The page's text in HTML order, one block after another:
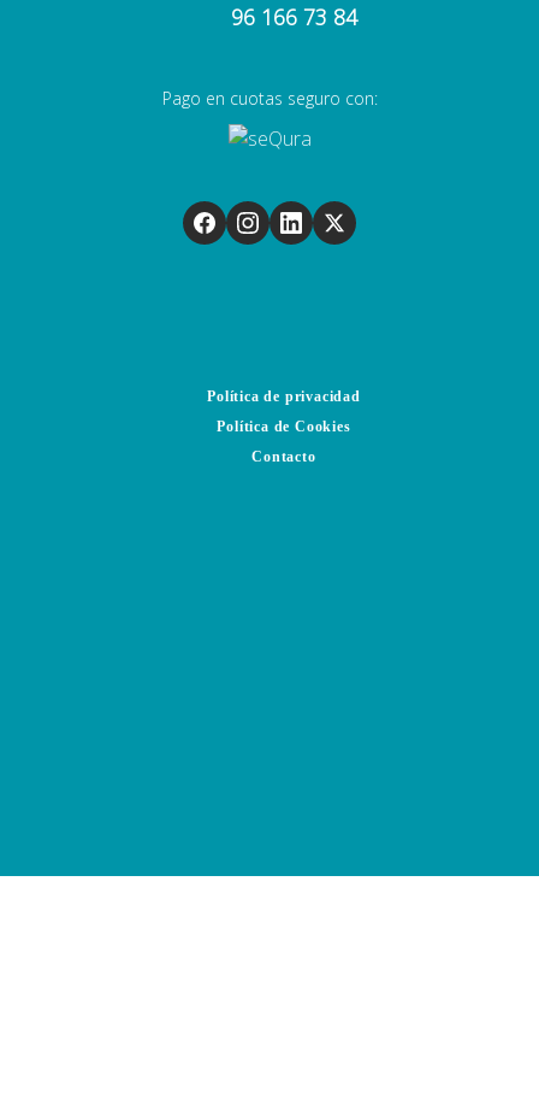
96 166 73 84
Pago en cuotas seguro con:
Política de privacidad
Política de Cookies
Contacto